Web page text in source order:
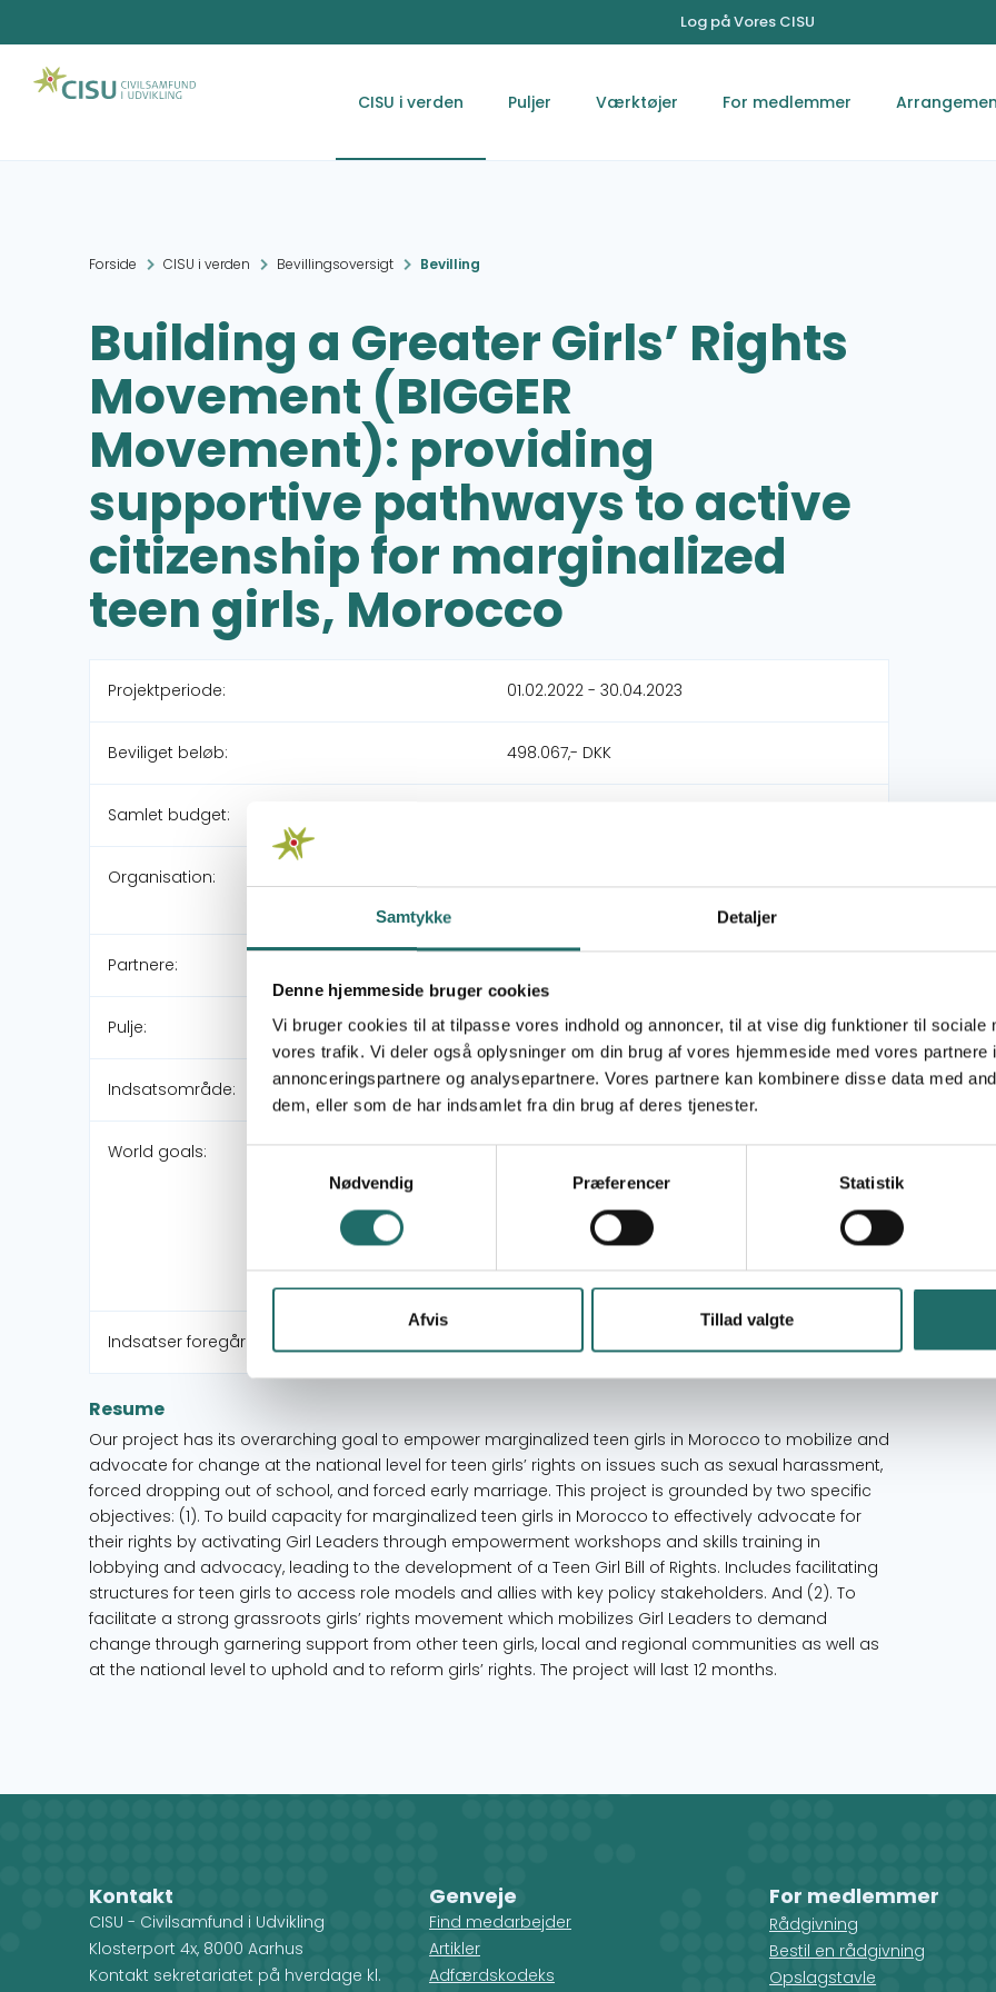
Samtykke Detaljer
Denne hjemmeside bruger cookies
Vi bruger cookies til at tilpasse vores indhold og annoncer, til at vise dig funktioner til sociale
vores trafik. Vi deler også oplysninger om din brug af vores hjemmeside med vores partnere
annonceringspartnere og analysepartnere. Vores partnere kan kombinere disse data med
dem, eller som de har indsamlet fra din brug af deres tjenester.
Nødvendig
Præferencer Statistik
Afvis Tillad valgte
Log på Vores CISU
CISU i verden Puljer Værktøjer For medlemmer
Forside CISU i verden Bevillingsoversigt Bevilling
Building a Greater Girls’ Rights
Movement (BIGGER
Movement): providing
supportive pathways to active
citizenship for marginalized
teen girls, Morocco
Projektperiode: 01.02.2022 - 30.04.2023
Beviliget beløb: 498.067,- DKK
Samlet budget:
Organisation:
Partnere:
Pulje: Civilsamfundspuljen
Indsatsområde: Medborgerindsats
World goals:
Mål 1: Afskaf fattigdom
Mål 5: Ligestilling mellem kønnene
Mål 16: Fred, retfærdighed og stærke
Indsatser foregår i:
Resume
Our project has its overarching goal to empower marginalized teen girls in Morocco to mobilize and
advocate for change at the national level for teen girls’ rights on issues such as sexual harassment,
forced dropping out of school, and forced early marriage. This project is grounded by two specific
objectives: (1). To build capacity for marginalized teen girls in Morocco to effectively advocate for
their rights by activating Girl Leaders through empowerment workshops and skills training in
lobbying and advocacy, leading to the development of a Teen Girl Bill of Rights. Includes facilitating
structures for teen girls to access role models and allies with key policy stakeholders. And (2). To
facilitate a strong grassroots girls’ rights movement which mobilizes Girl Leaders to demand
change through garnering support from other teen girls, local and regional communities as well as
at the national level to uphold and to reform girls’ rights. The project will last 12 months.
Kontakt
CISU - Civilsamfund i Udvikling
Klosterport 4x, 8000 Aarhus
Kontakt sekretariatet på hverdage kl.
Genveje
Find medarbejder
Artikler
Adfærdskodeks
For medlemmer
Rådgivning
Bestil en rådgivning
Opslagstavle